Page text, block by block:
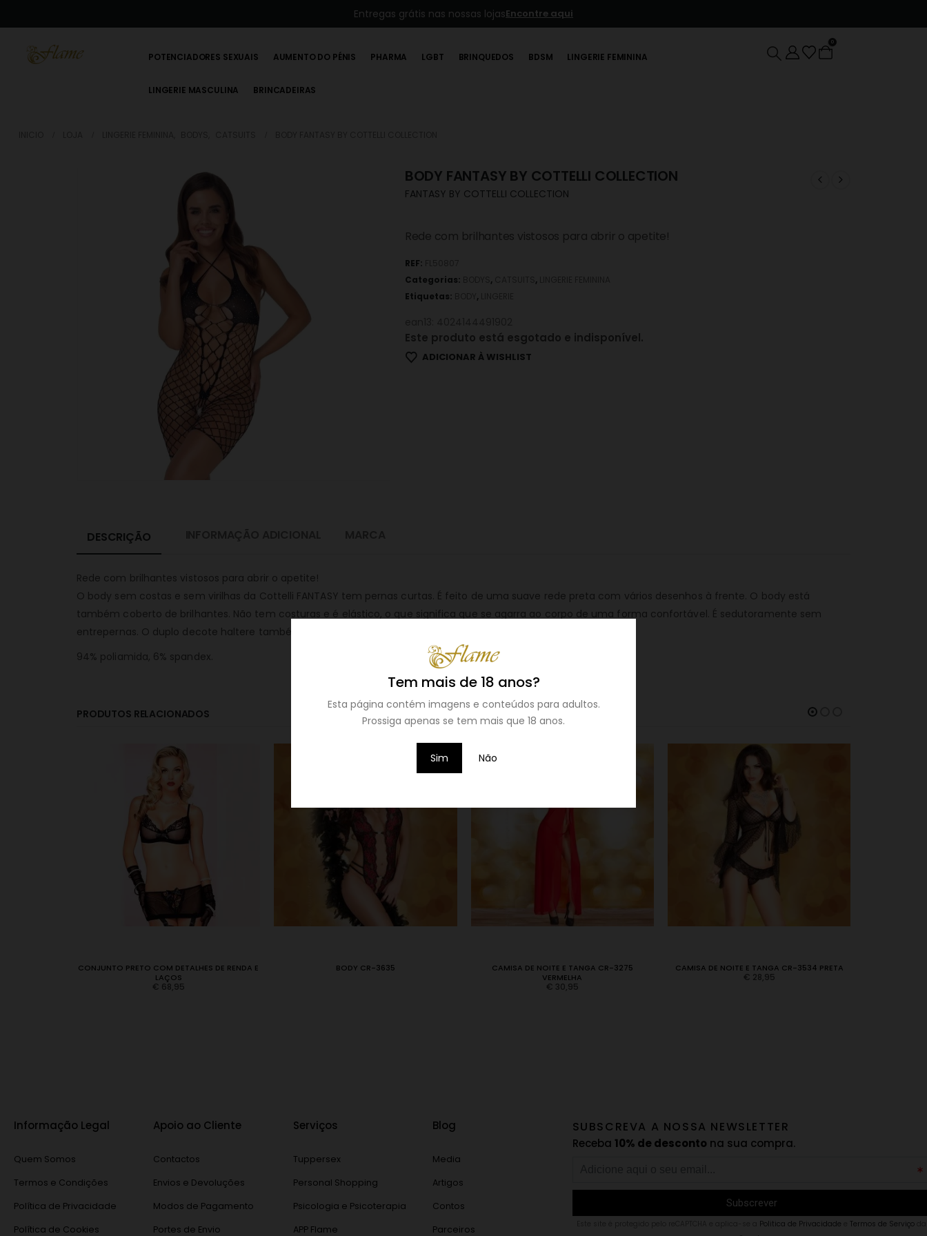
Tem mais de 18 anos?
Esta página contém imagens e conteúdos para adultos.
Prossiga apenas se tem mais que 18 anos.
Sim Não
Entregas grátis nas nossas lojasEncontre aqui
POTENCIADORES SEXUAIS AUMENTO DO PÉNIS PHARMA LGBT BRINQUEDOS BDSM LINGERIE FEMININA
LINGERIE MASCULINA BRINCADEIRAS
0
BODY FANTASY BY COTTELLI COLLECTION
FANTASY BY COTTELLI COLLECTION
Rede com brilhantes vistosos para abrir o apetite!
REF:
Categorias:
, ,
Etiquetas:
,
Este produto está esgotado e indisponível.
ADICIONAR À WISHLIST
DESCRIÇÃO
Rede com brilhantes vistosos para abrir o apetite!
O body sem costas e sem virilhas da Cottelli FANTASY tem pernas curtas. É feito de uma suave rede preta com vários desenhos à frente. O body está
também coberto de brilhantes. Não tem costuras e é elástico, o que significa que se agarra ao corpo de uma forma confortável. É sedutoramente sem
entrepernas. O duplo decote haltere também pode ser usado de forma cruzada sobre o decote.
94% poliamida, 6% spandex.
PRODUTOS RELACIONADOS
CONJUNTO PRETO COM DETALHES DE RENDA E
LAÇOS
€ 68,95
BODY CR-3635
CAMISA DE NOITE E TANGA CR-3275
VERMELHA
€ 30,95
CAMISA DE NOITE E TANGA CR-3534 PRETA
€ 28,95
Informação Legal
Quem Somos
Termos e Condições
Política de Privacidade
Política de Cookies
Apoio ao Cliente
Contactos
Envios e Devoluções
Modos de Pagamento
Portes de Envio
Serviços
Tuppersex
Personal Shopping
Psicologia e Psicoterapia
APP Flame
Blog
Media
Artigos
Contos
Parceiros
SUBSCREVA A NOSSA NEWSLETTER
Receba 10% de desconto na sua compra.
Politica de Privacidade Termos de Serviço